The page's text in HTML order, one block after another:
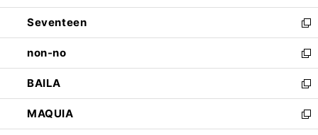
開
く
ウ
で
開
く
ン
ド
ウ
で
開
く
Seventeen
新
し
い
ウ
ィ
ン
ド
ウ
non-no
新
し
い
ウ
ィ
ン
BAILA
新
し
い
ウ
MAQUIA
新
し